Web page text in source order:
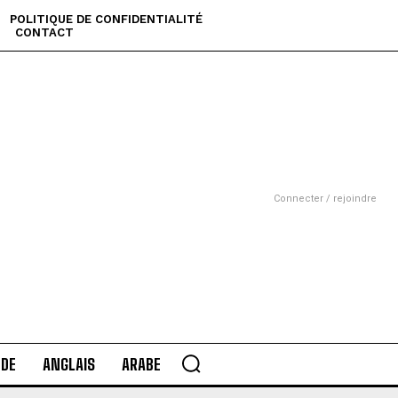
POLITIQUE DE CONFIDENTIALITÉ
CONTACT
Connecter / rejoindre
ANGLAIS ARABE